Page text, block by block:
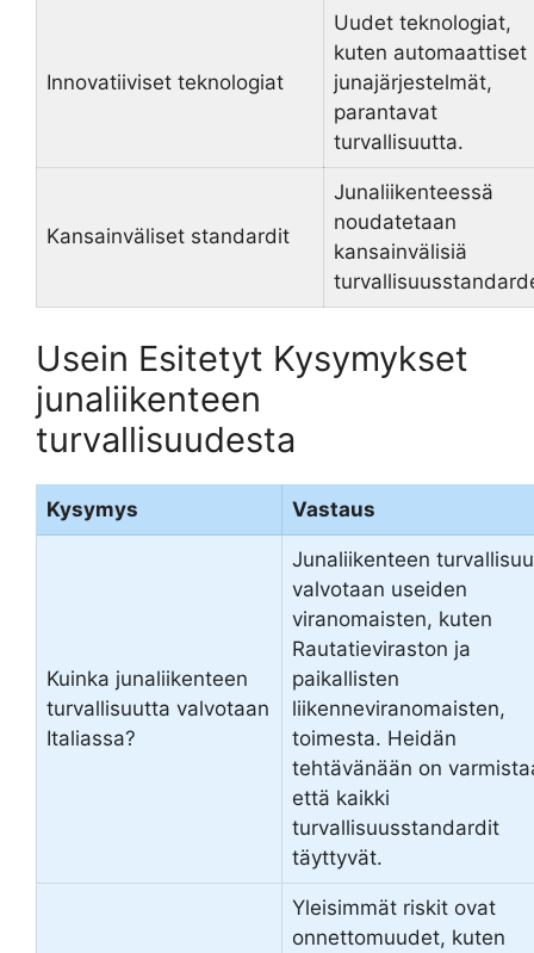
Innovatiiviset teknologiat
Uudet teknologiat,
kuten automaattiset
junajärjestelmät,
parantavat
turvallisuutta.
Kansainväliset standardit
Junaliikenteessä
noudatetaan
kansainvälisiä
Usein Esitetyt Kysymykset
junaliikenteen
turvallisuudesta
Kysymys Vastaus
Kuinka junaliikenteen
turvallisuutta valvotaan
Italiassa?
Junaliikenteen
valvotaan useiden
viranomaisten, kuten
Rautatieviraston ja
paikallisten
liikenneviranomaisten,
toimesta. Heidän
tehtävänään on
että kaikki
turvallisuusstandardit
täyttyvät.
Yleisimmät riskit ovat
onnettomuudet, kuten